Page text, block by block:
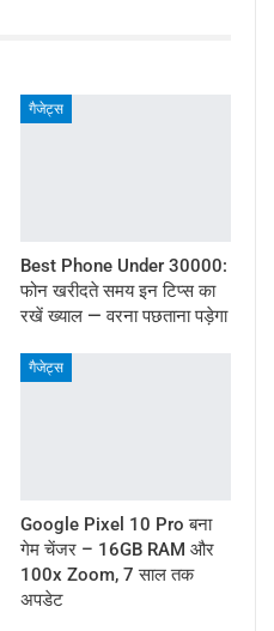
गैजेट्स
Best Phone Under 30000:
फोन खरीदते समय इन टिप्स का
रखें ख्याल — वरना पछताना पड़ेगा
गैजेट्स
Google Pixel 10 Pro बना
गेम चेंजर – 16GB RAM और
100x Zoom, 7 साल तक
अपडेट